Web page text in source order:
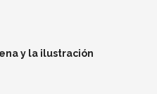
y la ilustración